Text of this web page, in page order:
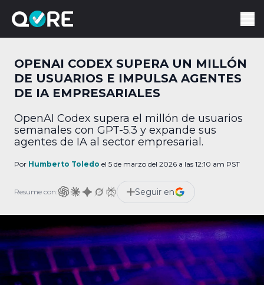
OPENAI CODEX SUPERA UN MILLÓN
DE USUARIOS E IMPULSA AGENTES
DE IA EMPRESARIALES
OpenAI Codex supera el millón de usuarios
semanales con GPT-5.3 y expande sus
agentes de IA al sector empresarial.
Por Humberto Toledo el 5 de marzo del 2026 a las 12:10 am PST
Resume con: Seguir en